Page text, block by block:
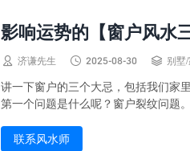
影响运势的【窗户风水
 济谦先生  2025-08-30  别墅
讲一下窗户的三个大忌，包括我们家
第一个问题是什么呢？窗户裂纹问题
联系风水师